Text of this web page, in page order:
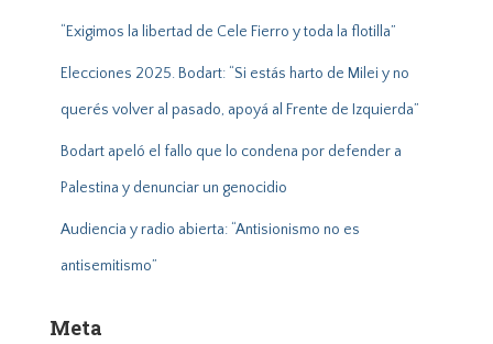
“Exigimos la libertad de Cele Fierro y toda la flotilla”
Elecciones 2025. Bodart: “Si estás harto de Milei y no
querés volver al pasado, apoyá al Frente de Izquierda”
Bodart apeló el fallo que lo condena por defender a
Palestina y denunciar un genocidio
Audiencia y radio abierta: “Antisionismo no es
antisemitismo”
Meta